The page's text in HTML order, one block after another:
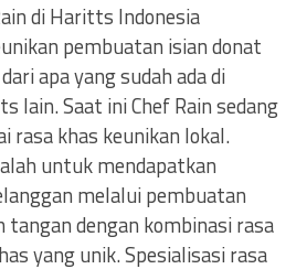
di Haritts Indonesia
pembuatan isian donat
apa yang sudah ada di
lain. Saat ini Chef Rain sedang
rasa khas keunikan lokal.
untuk mendapatkan
melalui pembuatan
dengan kombinasi rasa
yang unik. Spesialisasi rasa